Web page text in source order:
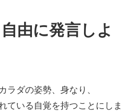
由に発言しよ
ラダの姿勢、身なり、
ている自覚を持つことにしま